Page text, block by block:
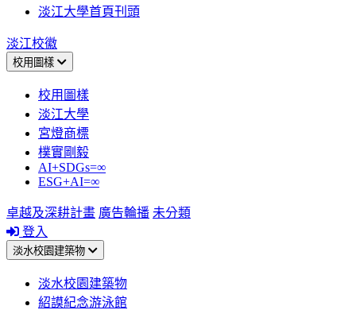
淡江大學首頁刊頭
淡江校徽
校用圖樣
校用圖樣
淡江大學
宮燈商標
樸實剛毅
AI+SDGs=∞
ESG+AI=∞
卓越及深耕計畫 廣告輪播 未分類
登入
淡水校園建築物
淡水校園建築物
紹謨紀念游泳館